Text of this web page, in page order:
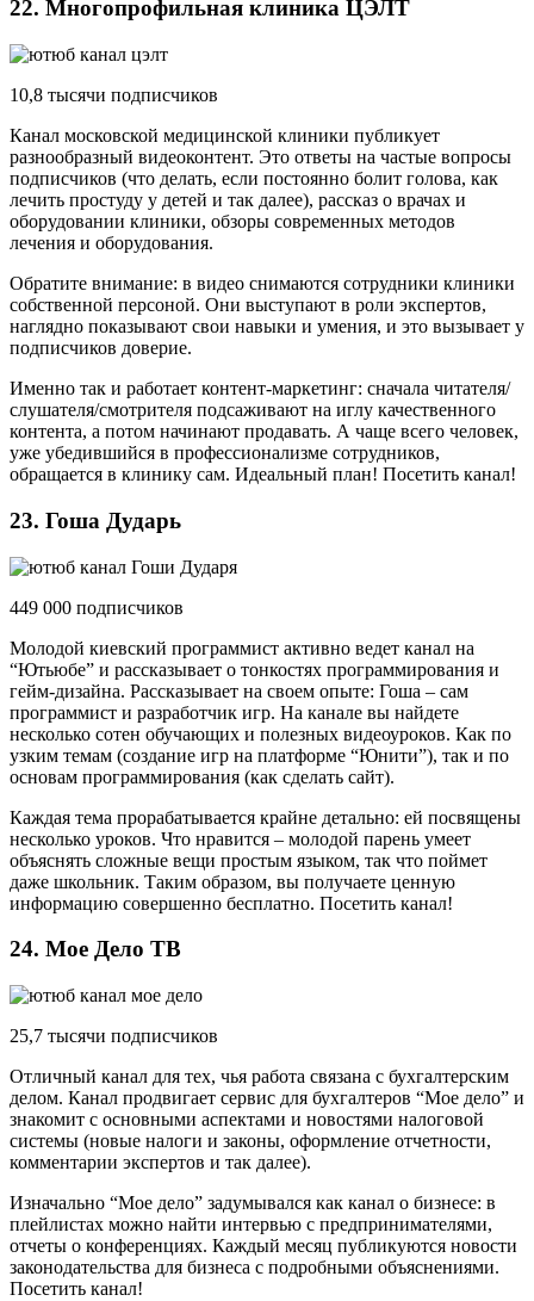
22. Многопрофильная клиника ЦЭЛТ
10,8 тысячи подписчиков
Канал московской медицинской клиники публикует
разнообразный видеоконтент. Это ответы на частые вопросы
подписчиков (что делать, если постоянно болит голова, как
лечить простуду у детей и так далее), рассказ о врачах и
оборудовании клиники, обзоры современных методов
лечения и оборудования.
Обратите внимание: в видео снимаются сотрудники клиники
собственной персоной. Они выступают в роли экспертов,
наглядно показывают свои навыки и умения, и это вызывает у
подписчиков доверие.
Именно так и работает контент-маркетинг: сначала читателя/
слушателя/смотрителя подсаживают на иглу качественного
контента, а потом начинают продавать. А чаще всего человек,
уже убедившийся в профессионализме сотрудников,
обращается в клинику сам. Идеальный план! Посетить канал!
23. Гоша Дударь
449 000 подписчиков
Молодой киевский программист активно ведет канал на
“Ютьюбе” и рассказывает о тонкостях программирования и
гейм-дизайна. Рассказывает на своем опыте: Гоша – сам
программист и разработчик игр. На канале вы найдете
несколько сотен обучающих и полезных видеоуроков. Как по
узким темам (создание игр на платформе “Юнити”), так и по
основам программирования (как сделать сайт).
Каждая тема прорабатывается крайне детально: ей посвящены
несколько уроков. Что нравится – молодой парень умеет
объяснять сложные вещи простым языком, так что поймет
даже школьник. Таким образом, вы получаете ценную
информацию совершенно бесплатно. Посетить канал!
24. Мое Дело ТВ
25,7 тысячи подписчиков
Отличный канал для тех, чья работа связана с бухгалтерским
делом. Канал продвигает сервис для бухгалтеров “Мое дело” и
знакомит с основными аспектами и новостями налоговой
системы (новые налоги и законы, оформление отчетности,
комментарии экспертов и так далее).
Изначально “Мое дело” задумывался как канал о бизнесе: в
плейлистах можно найти интервью с предпринимателями,
отчеты о конференциях. Каждый месяц публикуются новости
законодательства для бизнеса с подробными объяснениями.
Посетить канал!